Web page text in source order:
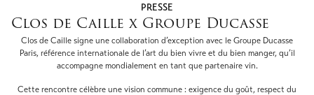
PRESSE
Clos de Caille x Groupe Ducasse
Clos de Caille signe une collaboration d’exception avec le Groupe Ducasse
Paris, référence internationale de l’art du bien vivre et du bien manger, qu’il
accompagne mondialement en tant que partenaire vin.
Cette rencontre célèbre une vision commune : exigence du goût, respect du